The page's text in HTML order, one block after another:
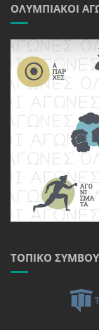
ΟΛΥΜΠΙΑΚΟΊ
ΤΟΠΙΚΌ